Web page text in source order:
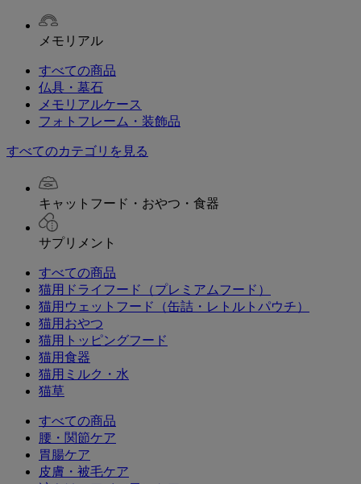
メモリアル
すべての商品
仏具・墓石
メモリアルケース
フォトフレーム・装飾品
すべてのカテゴリを見る
キャットフード・おやつ・食器
サプリメント
すべての商品
猫用ドライフード（プレミアムフード）
猫用ウェットフード（缶詰・レトルトパウチ）
猫用おやつ
猫用トッピングフード
猫用食器
猫用ミルク・水
猫草
すべての商品
腰・関節ケア
胃腸ケア
皮膚・被毛ケア